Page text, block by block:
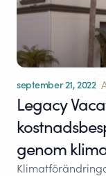
september 21, 2022
Legacy
genom